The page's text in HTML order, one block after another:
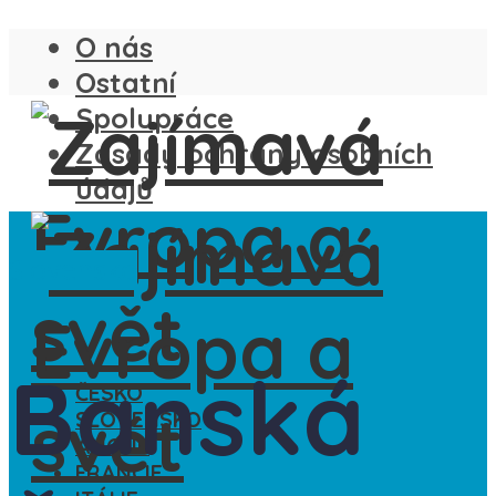
O nás
Ostatní
Spolupráce
Zásady ochrany osobních
údajů
ČESKO
SLOVENSKO
ANGLIE
FRANCIE
Banská